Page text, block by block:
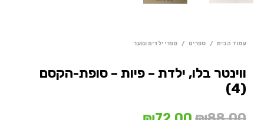
עמוד הבית / ספרים / ספרי ילדים ונוער
ווינטר בלו, ילדת – פיות – סופת-הקסם
(4)